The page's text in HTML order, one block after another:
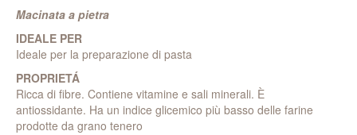
Macinata a pietra
IDEALE PER
Ideale per la preparazione di pasta
PROPRIETÁ
Ricca di fibre. Contiene vitamine e sali minerali. È
antiossidante. Ha un indice glicemico più basso delle farine
prodotte da grano tenero